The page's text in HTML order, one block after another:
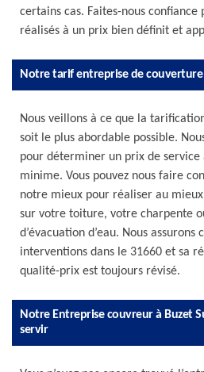
certains cas. Faites-nous confiance
réalisés à un prix bien définit et
Notre tarif entreprise de couverture
Nous veillons à ce que la
soit le plus abordable possible.
pour déterminer un prix de
minime. Vous pouvez nous faire
notre mieux pour réaliser au
sur votre toiture, votre charpente
d’évacuation d’eau. Nous assurons
interventions dans le 31660 et sa
qualité-prix est toujours révisé.
Notre Entreprise couvreur à Buzet
servir